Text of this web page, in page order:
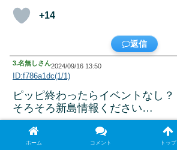
+14
返信
3.名無しさん2024/09/16 13:50
ID:f786a1dc(1/1)
ピッピ終わったらイベントなし？
そろそろ新島情報ください…
ホーム コメント トップ